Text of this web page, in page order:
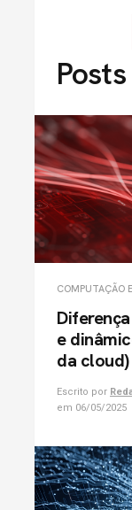
COMPUTAÇÃO
e
da cloud)
Escrito por
em 06/05/2025